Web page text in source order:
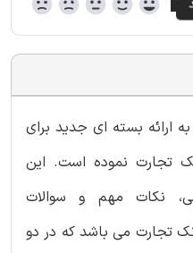
ارائه بسته ای جدید برای
تجارت نموده است. این
نکات مهم و سوالات
تجارت می باشد که در دو